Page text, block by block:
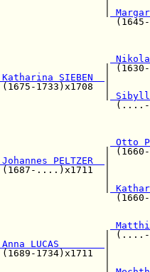
|
| (1630-
Katharina SIEBEN
(1675-
| (1660-
Johannes PELTZER
| (1687-
|
|
Anna LUCAS
(1689-